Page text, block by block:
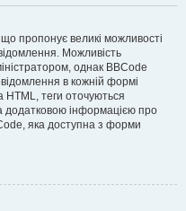
пропонує великі можливості
Можливість
однак BBCode
в кожній формі
теги оточуються
додатковою інформацією про
яка доступна з форми